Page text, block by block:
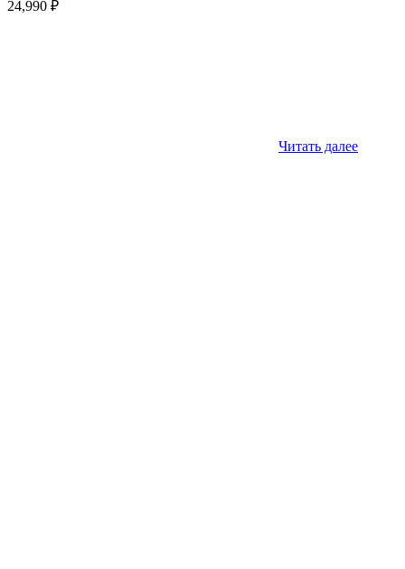
24,990 ₽
Читать далее